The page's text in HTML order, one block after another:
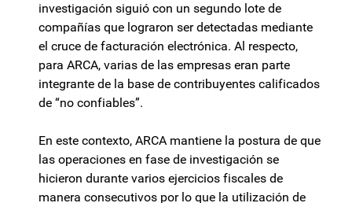
investigación siguió con un segundo lote de
compañías que lograron ser detectadas mediante
el cruce de facturación electrónica. Al respecto,
para ARCA, varias de las empresas eran parte
integrante de la base de contribuyentes calificados
de “no confiables”.
En este contexto, ARCA mantiene la postura de que
las operaciones en fase de investigación se
hicieron durante varios ejercicios fiscales de
manera consecutivos por lo que la utilización de